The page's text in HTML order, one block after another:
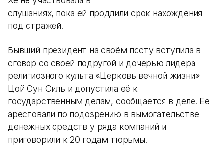
слушаниях, пока ей продлили срок нахождения
под стражей.
Бывший президент на своём посту вступила в
сговор со своей подругой и дочерью лидера
религиозного культа «Церковь вечной жизни»
Цой Сун Силь и допустила её к
государственным делам, сообщается в деле. Её
арестовали по подозрению в вымогательстве
денежных средств у ряда компаний и
приговорили к 20 годам тюрьмы.